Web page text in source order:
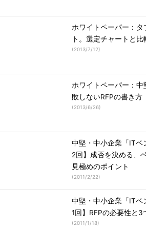
ホワイトペーパー：タ
ト。選定チャートと比
(2013/7/12)
ホワイトペーパー：
敗しないRFPの書き方
(2013/6/26)
中堅・中小企業「ITベ
2回】成否を決める、
見極めのポイント
(2011/2/22)
中堅・中小企業「ITベ
1回】RFPの必要性と3
(2011/1/18)